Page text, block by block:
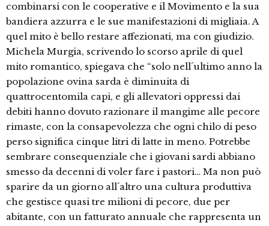
combinarsi con le cooperative e il Movimento e la sua
bandiera azzurra e le sue manifestazioni di migliaia. A
quel mito è bello restare affezionati, ma con giudizio.
Michela Murgia, scrivendo lo scorso aprile di quel
mito romantico, spiegava che “solo nell´ultimo anno la
popolazione ovina sarda è diminuita di
quattrocentomila capi, e gli allevatori oppressi dai
debiti hanno dovuto razionare il mangime alle pecore
rimaste, con la consapevolezza che ogni chilo di peso
perso significa cinque litri di latte in meno. Potrebbe
sembrare consequenziale che i giovani sardi abbiano
smesso da decenni di voler fare i pastori… Ma non può
sparire da un giorno all´altro una cultura produttiva
che gestisce quasi tre milioni di pecore, due per
abitante, con un fatturato annuale che rappresenta un